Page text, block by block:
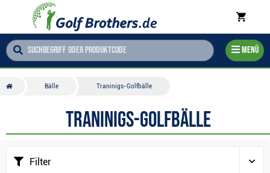
Menü
Bälle Traninigs-Golfbälle
Traninigs-Golfbälle
Filter